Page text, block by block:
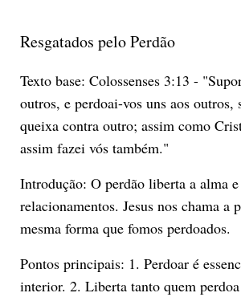
Resgatados pelo Perdão
Texto base: Colossenses 3:13 -
outros, e perdoai-vos uns aos outros,
queixa contra outro; assim como
assim fazei vós também."
Introdução: O perdão liberta a alma e
relacionamentos. Jesus nos chama a
mesma forma que fomos perdoados.
Pontos principais: 1. Perdoar é
interior. 2. Liberta tanto quem